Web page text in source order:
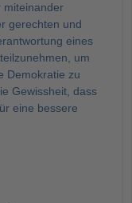
miteinander
gerechten und
eines
um
Demokratie zu
Gewissheit, dass
eine bessere